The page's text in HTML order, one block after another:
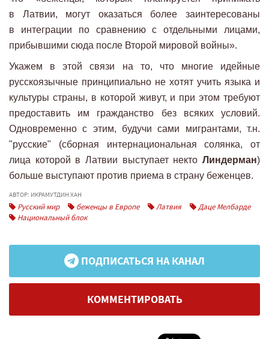
в Латвии, могут оказаться более заинтересованы
в интеграции по сравнению с отдельными лицами,
прибывшими сюда после Второй мировой войны».
Укажем в этой связи на то, что многие идейные
русскоязычные принципиально не хотят учить языка и
культуры страны, в которой живут, и при этом требуют
предоставить им гражданство без всяких условий.
Одновременно с этим, будучи сами мигрантами, т.н.
"русские" (сборная интернациональная солянка, от
лица которой в Латвии выступает некто Линдерман)
больше выступают против приема в страну беженцев.
АВТОР: ИКРАМУТДИН ХАН
Русский мир беженцы в Европе Латвия
Даце Мелбарде
Национальный блок
ПОДПИСАТЬСЯ НА КАНАЛ
КОММЕНТИРОВАТЬ